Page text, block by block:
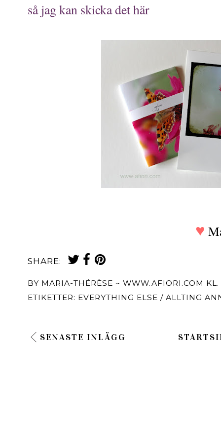
så jag kan skicka det här
♥
SHARE:
BY MARIA-THÉRÈSE ~ WWW.AFIORI.COM KL.
ETIKETTER: EVERYTHING ELSE / ALLTING
SENASTE INLÄGG